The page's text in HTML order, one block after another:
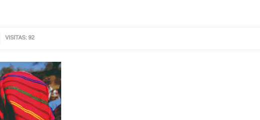
VISITAS: 92